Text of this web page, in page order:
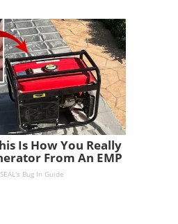
Is How You Really
From An EMP
Bug In Guide